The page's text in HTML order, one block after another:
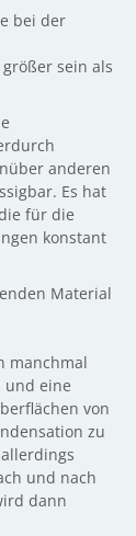
bei der
sein als
anderen
Es hat
für die
konstant
Material
manchmal
und eine
von
zu
und nach
dann